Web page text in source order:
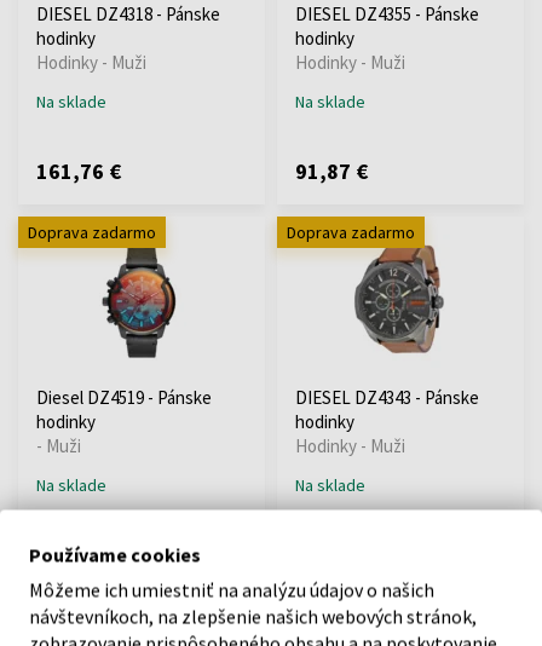
DIESEL DZ4318 - Pánske
hodinky
Hodinky - Muži
Na sklade
161,76 €
DIESEL DZ4355 - Pánske
hodinky
Hodinky - Muži
Na sklade
91,87 €
Doprava zadarmo
Diesel DZ4519 - Pánske
hodinky
- Muži
Na sklade
198,80 €
Doprava zadarmo
DIESEL DZ4343 - Pánske
hodinky
Hodinky - Muži
Na sklade
Doprava zadarmo Doprava zadarmo
Používame cookies
Môžeme ich umiestniť na analýzu údajov o našich
návštevníkoch, na zlepšenie našich webových stránok,